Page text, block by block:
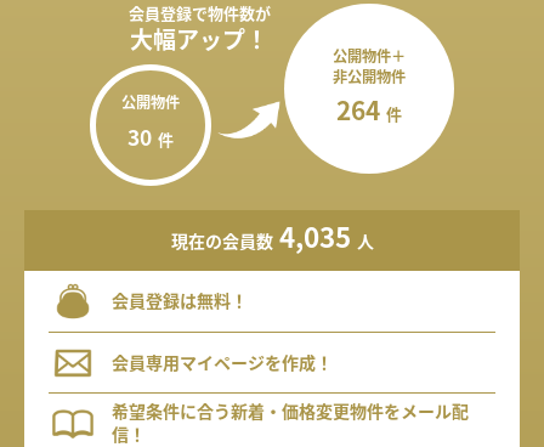
会員登録で物件数が
大幅アップ！
公開物件
30 件
公開物件＋
非公開物件
264 件
現在の会員数 4,035 人
会員登録は無料！
会員専用マイページを作成！
希望条件に合う新着・価格変更物件をメール配
信！